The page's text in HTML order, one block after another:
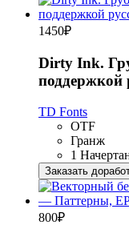
1450₽
Dirty Ink.
поддержкой
TD Fonts
OTF
Гранж
1
Заказать
800₽